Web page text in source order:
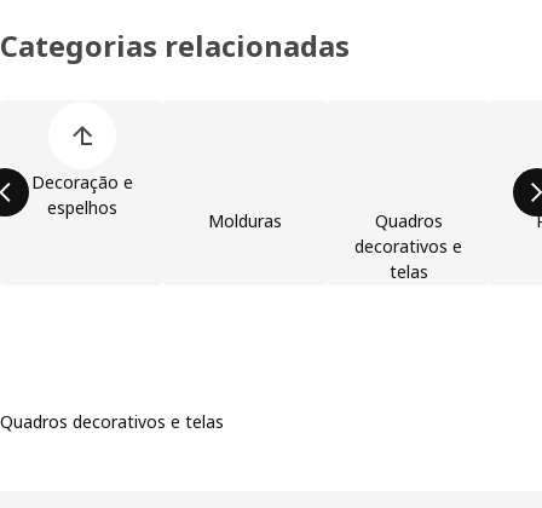
Categorias relacionadas
Decoração e
espelhos
Molduras
Quadros
decorativos e
telas
Quadros decorativos e telas